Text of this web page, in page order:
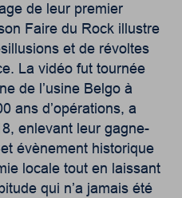
de leur premier
Faire du Rock illustre
et de révoltes
La vidéo fut tournée
de l’usine Belgo à
ans d’opérations, a
enlevant leur gagne-
évènement historique
locale tout en laissant
qui n’a jamais été